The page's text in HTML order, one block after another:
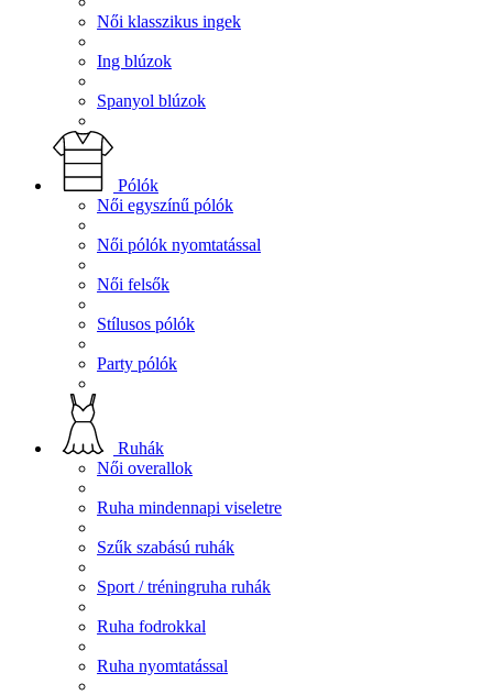
Női klasszikus ingek
Ing blúzok
Spanyol blúzok
Pólók
Női egyszínű pólók
Női pólók nyomtatással
Női felsők
Stílusos pólók
Party pólók
Ruhák
Női overallok
Ruha mindennapi viseletre
Szűk szabású ruhák
Sport / tréningruha ruhák
Ruha fodrokkal
Ruha nyomtatással